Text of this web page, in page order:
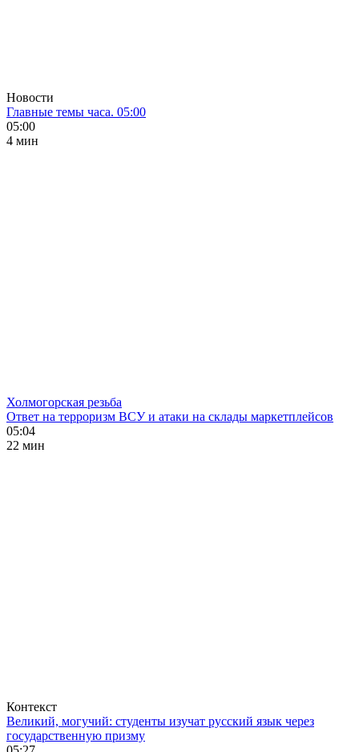
Новости
Главные темы часа. 05:00
05:00
4 мин
Холмогорская резьба
Ответ на терроризм ВСУ и атаки на склады маркетплейсов
05:04
22 мин
Контекст
Великий, могучий: студенты изучат русский язык через
государственную призму